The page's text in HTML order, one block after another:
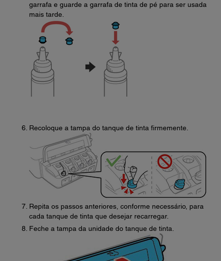
garrafa e guarde a garrafa de tinta de pé para ser usada
mais tarde.
Recoloque a tampa do tanque de tinta firmemente.
Repita os passos anteriores, conforme necessário, para
cada tanque de tinta que desejar recarregar.
Feche a tampa da unidade do tanque de tinta.